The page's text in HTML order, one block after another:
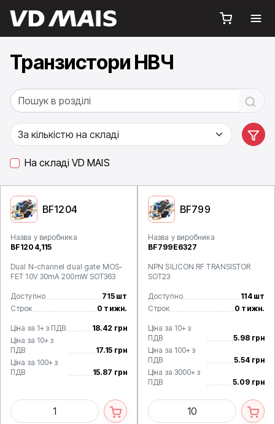
Транзистори НВЧ
На складі VD MAIS
BF1204
Назва у виробника
BF1204,115
Dual N-channel dual gate MOS-
FET 10V 30mA 200mW SOT363
Доступно
715 шт
Строк
0 тижн.
Ціна за 1+ з ПДВ
18.42 грн
Ціна за 10+ з
ПДВ
17.15 грн
Ціна за 100+ з
ПДВ
15.87 грн
BF799
Назва у виробника
BF799E6327
NPN SILICON RF TRANSISTOR
SOT23
Доступно
114 шт
Строк
0 тижн.
Ціна за 10+ з
ПДВ
5.98 грн
Ціна за 100+ з
ПДВ
5.54 грн
Ціна за 3000+ з
ПДВ
5.09 грн